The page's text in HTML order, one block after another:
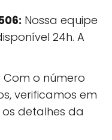
Nossa equipe
24h. A
Com o número
verificamos em
detalhes da